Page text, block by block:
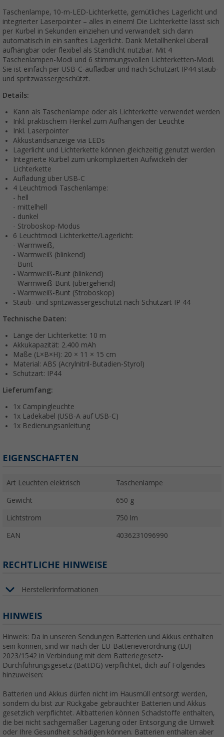
Taschenlampe, 10-m-LED-Lichterkette, gemütliches Lagerlicht und
integrierter Laserpointer – alles in einem! Die Lichterkette lässt sich
per Kurbel in Sekunden einziehen und verwandelt sich dann
automatisch in ein sanftes Lagerlicht. Dank Metallhenkel überall
aufhängbar oder flexibel als Standlicht nutzbar. Mit 4
Taschenlampen-Modi und 6 stimmungsvollen Lichterketten-Modi.
Sie ist einfach per USB-C-aufladbar und nach Schutzart IP44 staub-
und spritzwassergeschützt.
Details:
Kann als Taschenlampe oder als Lichterkette verwendet werden
Inkl. praktischem Henkel zum Aufhängen der Leuchte
Inkl. Laserpointer
Akkustandsanzeige via LEDs
Lagerlicht und Lichterkette können gleichzeitig genutzt werden
Integrierte Kurbel zum unkomplizierten Aufwickeln der
Lichterkette
Aufladung über USB-C
4 Leuchtmodi Taschenlampe:
- hell
- mittelhell
- dunkel
- Stroboskop-Modus
6 Leuchtmodi Lichterkette/Lagerlicht:
- Warmweiß,
- Warmweiß (blinkend)
- Bunt
- Warmweiß-Bunt (blinkend)
- Warmweiß-Bunt (übergehend)
- Warmweiß-Bunt (Stroboskop)
Staub- und spritzwassergeschützt nach Schutzart IP 44
Technische Daten:
Länge der Lichterkette: 10 m
Akkukapazität: 2.400 mAh
Maße (L×B×H): 20 × 11 × 15 cm
Material: ABS (Acrylnitril-Butadien-Styrol)
Schutzart: IP44
Lieferumfang:
1x Campingleuchte
1x Ladekabel (USB-A auf USB-C)
1x Bedienungsanleitung
EIGENSCHAFTEN
Art Leuchten elektrisch Taschenlampe
Gewicht 650 g
Lichtstrom 750 lm
EAN 4036231096990
RECHTLICHE HINWEISE
Herstellerinformationen
HINWEIS
Hinweis: Da in unseren Sendungen Batterien und Akkus enthalten
sein können, sind wir nach der EU-Batterieverordnung (EU)
2023/1542 in Verbindung mit dem Batteriegesetz-
Durchführungsgesetz (BattDG) verpflichtet, dich auf Folgendes
hinzuweisen:
Batterien und Akkus dürfen nicht im Hausmüll entsorgt werden,
sondern du bist zur Rückgabe gebrauchter Batterien und Akkus
gesetzlich verpflichtet. Altbatterien können Schadstoffe enthalten,
die bei nicht sachgemäßer Lagerung oder Entsorgung die Umwelt
oder Ihre Gesundheit schädigen können. Batterien enthalten aber